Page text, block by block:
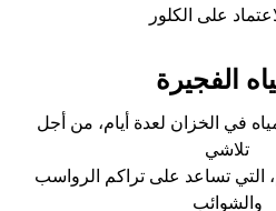
الفجيرة
في الخزان لعدة أيام، من أجل
تلاشي
التي تساعد على تراكم الرواسب
والشوائب